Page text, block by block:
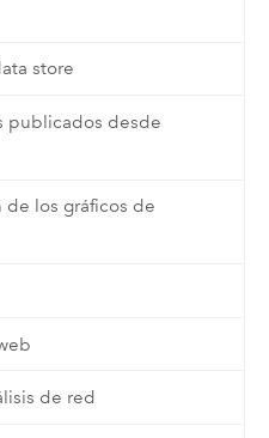
store
publicados desde
los gráficos de
de red